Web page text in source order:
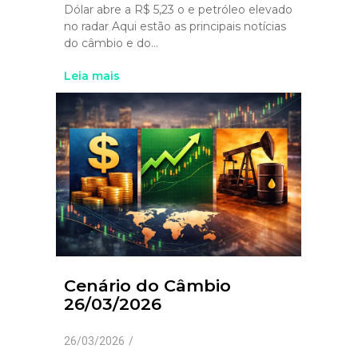
Dólar abre a R$ 5,23 o e petróleo elevado
no radar Aqui estão as principais notícias
do câmbio e do...
Leia mais
Cenário do Câmbio
26/03/2026
26/03/2026 /